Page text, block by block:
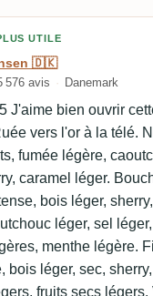
Sorensen 🇩🇰
UTILE
🇩🇰
576 avis Danemark
J'aime bien ouvrir
vers l'or à la télé.
fumée légère,
caramel léger.
bois léger,
léger, sel
menthe légère.
bois léger, sec,
fruits secs légers.